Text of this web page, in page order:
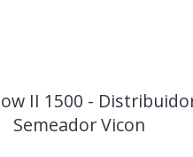
II 1500 -
Semeador Vicon